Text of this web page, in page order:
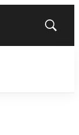
Mostrar